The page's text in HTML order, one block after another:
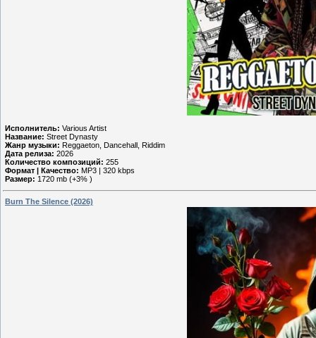
Исполнитель: Various Artist
Название: Street Dynasty
Жанр музыки: Reggaeton, Dancehall, Riddim
Дата релиза: 2026
Количество композиций: 255
Формат | Качество: MP3 | 320 kbps
Размер: 1720 mb (+3% )
Burn The Silence (2026)